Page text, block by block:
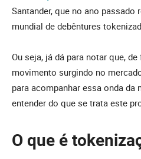
Santander, que no ano
mundial de debêntures
Ou seja, já dá para notar que,
movimento surgindo no
para acompanhar essa onda da
entender do que se trata este
O que é